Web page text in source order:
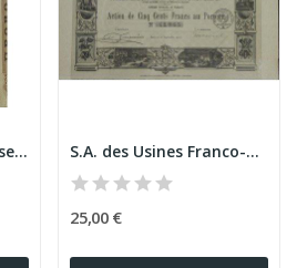
Sté des Fabriques Russes-Françaises pour la... S.A. des Usines Franco-Russes Anc Ets BAIRD à...
25,00 €